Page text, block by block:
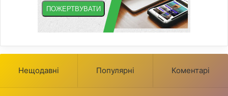
Нещодавні Популярні Коментарі